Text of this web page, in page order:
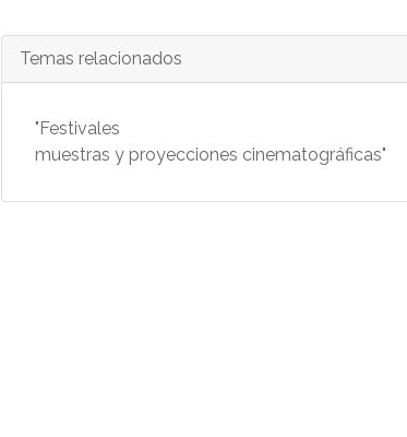
Temas relacionados
"Festivales
muestras y proyecciones cinematográficas"